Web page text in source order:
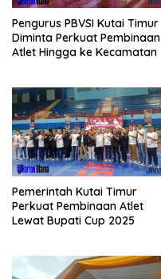
Pengurus PBVSI Kutai Timur
Diminta Perkuat Pembinaan
Atlet Hingga ke Kecamatan
Pemerintah Kutai Timur
Perkuat Pembinaan Atlet
Lewat Bupati Cup 2025